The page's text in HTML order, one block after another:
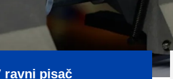
ravni pisač